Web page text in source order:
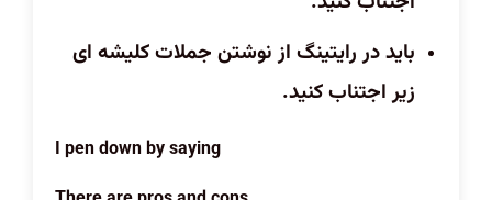
باید در رایتینگ از نوشتن جملات کلیشه ای
زیر اجتناب کنید.
I pen down by saying